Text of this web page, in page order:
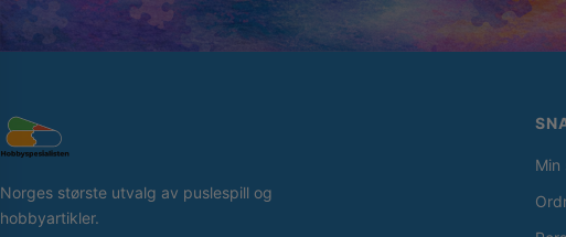
Norges største utvalg av puslespill og
hobbyartikler.
Min